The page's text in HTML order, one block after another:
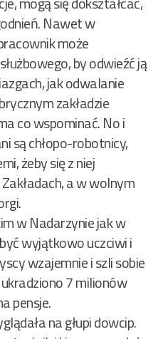
Nawet w
może
by odwieźć ją
jak odwalanie
zakładzie
co wspominać. No i
są chłopo-robotnicy,
żeby się z niej
a w wolnym
w Nadarzynie jak w
wyjątkowo uczciwi i
wzajemnie i szli sobie
7 milionów
pensje.
na głupi dowcip.